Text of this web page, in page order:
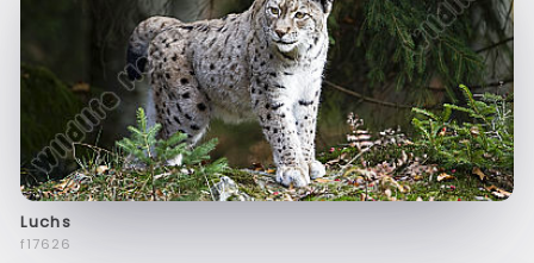
Luchs
f17626